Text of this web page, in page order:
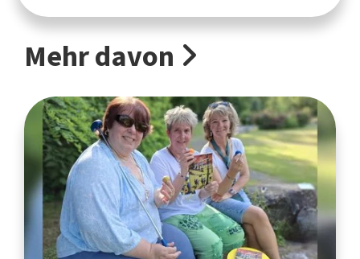
Mehr davon